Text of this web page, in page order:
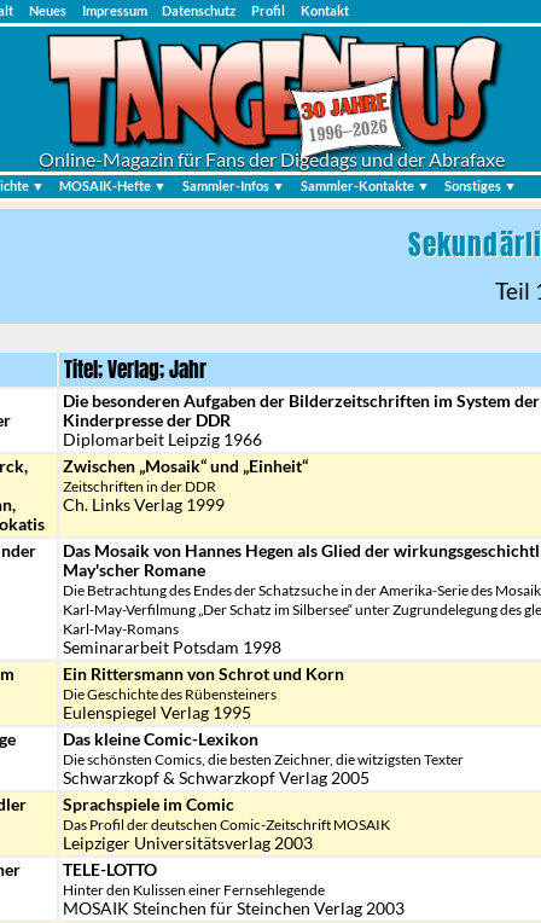
Neues Impressum Datenschutz Profil Kontakt
Online-Magazin für Fans der Digedags und der Abrafaxe
▼ MOSAIK-Hefte ▼ Sammler-Infos ▼ Sammler-Kontakte ▼ Sonstiges ▼
Teil
Titel; Verlag; Jahr
Die besonderen Aufgaben der Bilderzeitschriften im System der
Kinderpresse der DDR
Diplomarbeit Leipzig 1966
Zwischen „Mosaik“ und „Einheit“
Zeitschriften in der DDR
Ch. Links Verlag 1999
Das Mosaik von Hannes Hegen als Glied der
May'scher Romane
Die Betrachtung des Endes der Schatzsuche in der Amerika-Serie des
Karl-May-Verfilmung „Der Schatz im Silbersee“ unter Zugrundelegung des
Karl-May-Romans
Seminararbeit Potsdam 1998
Ein Rittersmann von Schrot und Korn
Die Geschichte des Rübensteiners
Eulenspiegel Verlag 1995
Das kleine Comic-Lexikon
Die schönsten Comics, die besten Zeichner, die witzigsten Texter
Schwarzkopf & Schwarzkopf Verlag 2005
Sprachspiele im Comic
Das Profil der deutschen Comic-Zeitschrift MOSAIK
Leipziger Universitätsverlag 2003
TELE-LOTTO
Hinter den Kulissen einer Fernsehlegende
MOSAIK Steinchen für Steinchen Verlag 2003